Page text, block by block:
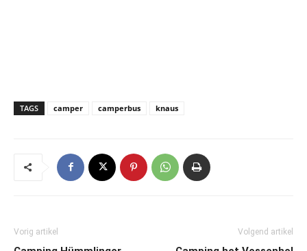
TAGS camper camperbus knaus
Vorig artikel Volgend artikel